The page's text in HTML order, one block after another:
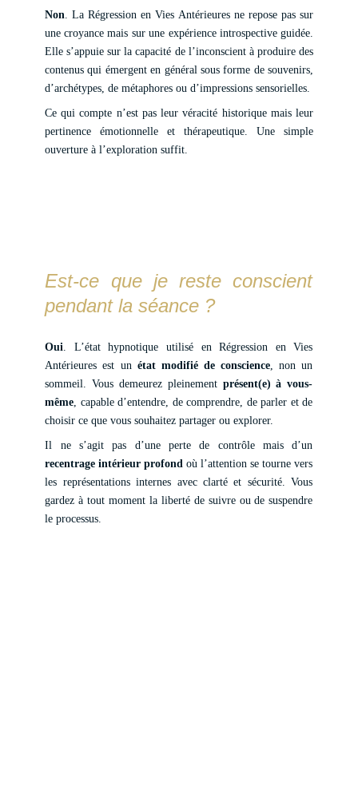
Non. La Régression en Vies Antérieures ne repose pas sur
une croyance mais sur une expérience introspective guidée.
Elle s’appuie sur la capacité de l’inconscient à produire des
contenus qui émergent en général sous forme de souvenirs,
d’archétypes, de métaphores ou d’impressions sensorielles.
Ce qui compte n’est pas leur véracité historique mais leur
pertinence émotionnelle et thérapeutique. Une simple
ouverture à l’exploration suffit.
Est-ce que je reste conscient
pendant la séance ?
Oui. L’état hypnotique utilisé en Régression en Vies
Antérieures est un état modifié de conscience, non un
sommeil. Vous demeurez pleinement présent(e) à vous-
même, capable d’entendre, de comprendre, de parler et de
choisir ce que vous souhaitez partager ou explorer.
Il ne s’agit pas d’une perte de contrôle mais d’un
recentrage intérieur profond où l’attention se tourne vers
les représentations internes avec clarté et sécurité. Vous
gardez à tout moment la liberté de suivre ou de suspendre
le processus.